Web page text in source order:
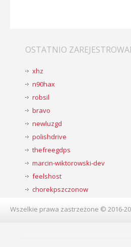
OSTATNIO
xhz
n90hax
robsil
bravo
newluzgd
polishdrive
thefreegdps
marcin-wiktorowski-dev
feelshost
chorekpszczonow
Wszelkie prawa zastrzeżone © 2016-